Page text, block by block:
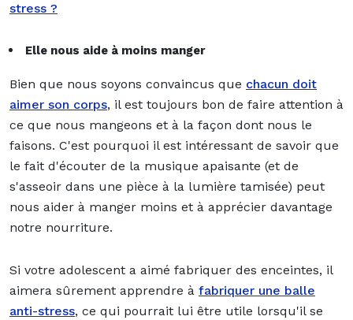
stress ?
Elle nous aide à moins manger
Bien que nous soyons convaincus que chacun doit
aimer son corps, il est toujours bon de faire attention à
ce que nous mangeons et à la façon dont nous le
faisons. C'est pourquoi il est intéressant de savoir que
le fait d'écouter de la musique apaisante (et de
s'asseoir dans une pièce à la lumière tamisée) peut
nous aider à manger moins et à apprécier davantage
notre nourriture.
Si votre adolescent a aimé fabriquer des enceintes, il
aimera sûrement apprendre à fabriquer une balle
anti-stress, ce qui pourrait lui être utile lorsqu'il se